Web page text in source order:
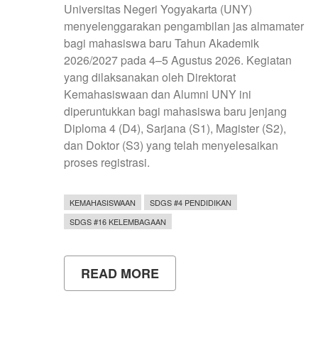
Universitas Negeri Yogyakarta (UNY)
menyelenggarakan pengambilan jas almamater
bagi mahasiswa baru Tahun Akademik
2026/2027 pada 4–5 Agustus 2026. Kegiatan
yang dilaksanakan oleh Direktorat
Kemahasiswaan dan Alumni UNY ini
diperuntukkan bagi mahasiswa baru jenjang
Diploma 4 (D4), Sarjana (S1), Magister (S2),
dan Doktor (S3) yang telah menyelesaikan
proses registrasi.
KEMAHASISWAAN
SDGS #4 PENDIDIKAN
SDGS #16 KELEMBAGAAN
READ MORE
MAHASISWA